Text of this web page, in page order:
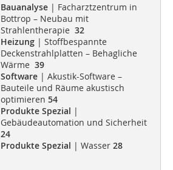
Bauanalyse| Facharztzentrum in
Bottrop – Neubau mit
Strahlentherapie 32
Heizung| Stoffbespannte
Deckenstrahlplatten – Behagliche
Wärme 39
Software| Akustik-Software –
Bauteile und Räume akustisch
optimieren 54
Produkte Spezial |
Gebäudeautomation und Sicherheit
24
Produkte Spezial | Wasser 28